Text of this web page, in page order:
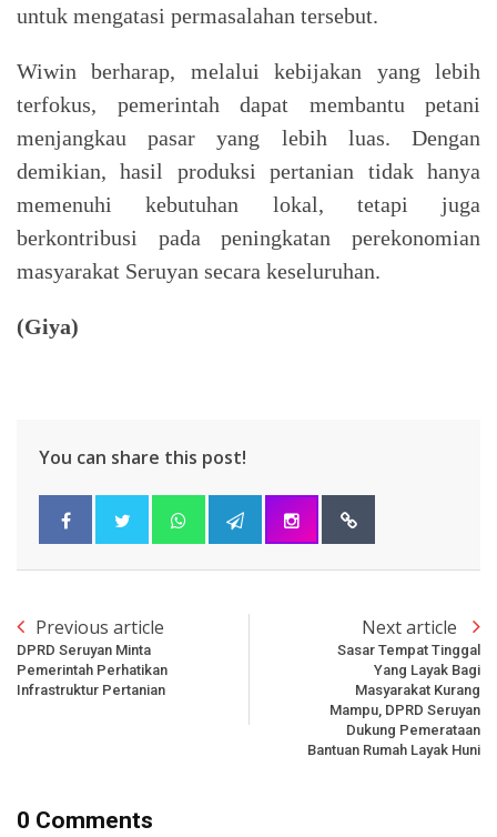
untuk mengatasi permasalahan tersebut.
Wiwin berharap, melalui kebijakan yang lebih
terfokus, pemerintah dapat membantu petani
menjangkau pasar yang lebih luas. Dengan
demikian, hasil produksi pertanian tidak hanya
memenuhi kebutuhan lokal, tetapi juga
berkontribusi pada peningkatan perekonomian
masyarakat Seruyan secara keseluruhan.
(Giya)
You can share this post!
Previous article
DPRD Seruyan Minta
Pemerintah Perhatikan
Infrastruktur Pertanian
Next article
Sasar Tempat Tinggal
Yang Layak Bagi
Masyarakat Kurang
Mampu, DPRD Seruyan
Dukung Pemerataan
Bantuan Rumah Layak Huni
0 Comments